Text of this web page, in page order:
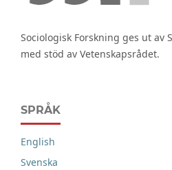
Sociologisk Forskning ges ut av
med stöd av Vetenskapsrådet.
SPRÅK
English
Svenska